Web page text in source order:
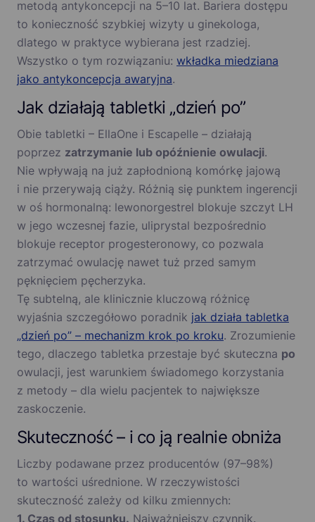
metodą antykoncepcji na 5–10 lat. Bariera dostępu
to konieczność szybkiej wizyty u ginekologa,
dlatego w praktyce wybierana jest rzadziej.
Wszystko o tym rozwiązaniu: wkładka miedziana
jako antykoncepcja awaryjna.
Jak działają tabletki „dzień po”
Obie tabletki – EllaOne i Escapelle – działają
poprzez zatrzymanie lub opóźnienie owulacji.
Nie wpływają na już zapłodnioną komórkę jajową
i nie przerywają ciąży. Różnią się punktem ingerencji
w oś hormonalną: lewonorgestrel blokuje szczyt LH
w jego wczesnej fazie, uliprystal bezpośrednio
blokuje receptor progesteronowy, co pozwala
zatrzymać owulację nawet tuż przed samym
pęknięciem pęcherzyka.
Tę subtelną, ale klinicznie kluczową różnicę
wyjaśnia szczegółowo poradnik jak działa tabletka
„dzień po” – mechanizm krok po kroku. Zrozumienie
tego, dlaczego tabletka przestaje być skuteczna po
owulacji, jest warunkiem świadomego korzystania
z metody – dla wielu pacjentek to największe
zaskoczenie.
Skuteczność – i co ją realnie obniża
Liczby podawane przez producentów (97–98%)
to wartości uśrednione. W rzeczywistości
skuteczność zależy od kilku zmiennych:
1. Czas od stosunku. Najważniejszy czynnik.